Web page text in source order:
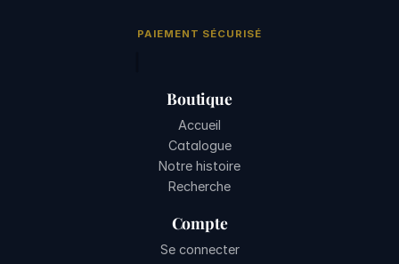
PAIEMENT SÉCURISÉ
Boutique
Accueil
Catalogue
Notre histoire
Recherche
Compte
Se connecter